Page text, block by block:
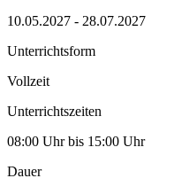
10.05.2027 - 28.07.2027
Unterrichtsform
Vollzeit
Unterrichtszeiten
08:00 Uhr bis 15:00 Uhr
Dauer